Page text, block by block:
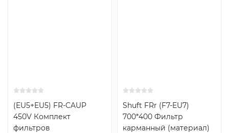
(EU5+EU5) FR-CAUP
450V Комплект
фильтров
Shuft FRr (F7-EU7)
700*400 Фильтр
карманный (материал)